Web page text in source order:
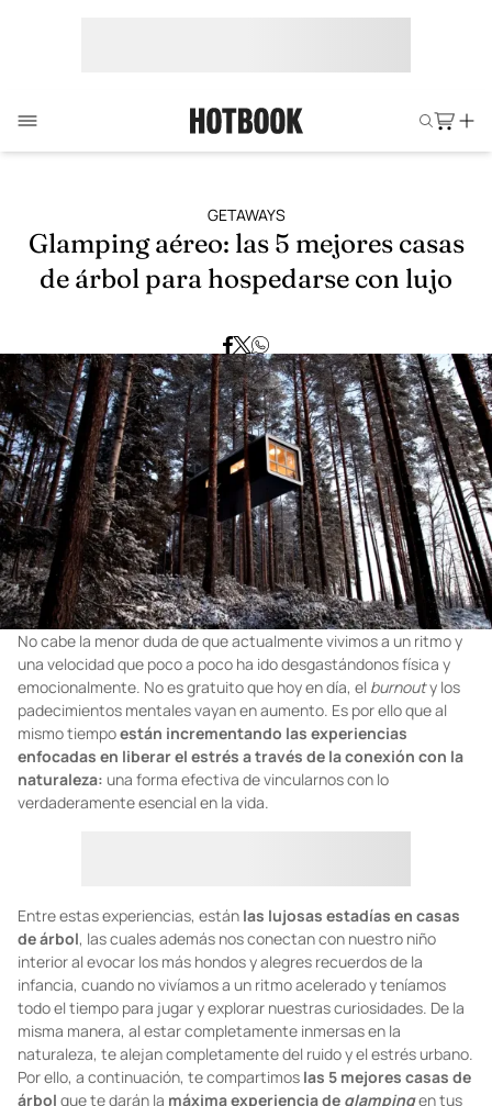
GETAWAYS
Glamping aéreo: las 5 mejores casas
de árbol para hospedarse con lujo
No cabe la menor duda de que actualmente vivimos a un ritmo y
una velocidad que poco a poco ha ido desgastándonos física y
emocionalmente. No es gratuito que hoy en día, el burnouty los
padecimientos mentales vayan en aumento. Es por ello que al
mismo tiempoestán incrementando las experiencias
enfocadas en liberar el estrés a través de la conexión con la
naturaleza: una forma efectiva de vincularnos con lo
verdaderamente esencial en la vida.
Entre estas experiencias, están las lujosas estadías en casas
de árbol, las cuales además nos conectan con nuestro niño
interior al evocar los más hondos y alegres recuerdos de la
infancia, cuando no vivíamos a un ritmo acelerado y teníamos
todo el tiempo para jugar y explorar nuestras curiosidades. De la
misma manera, al estar completamente inmersas en la
naturaleza, te alejan completamente del ruido y el estrés urbano.
Por ello, a continuación, te compartimos las 5 mejores casas de
árbol que te darán la máxima experiencia de glampingen tus